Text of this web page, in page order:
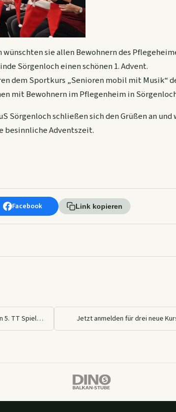
sie allen Bewohnern des
Sörgenloch einen schönen 1. Advent.
dem Sportkurs „Senioren mobil mit Musik“
mit Bewohnern im Pflegenheim in
Sörgenloch schließen sich den Grüßen an und
besinnliche Adventszeit.
Facebook Link kopieren
Halbzeitmeisterschaft der neuformierten 5. TT Spielgemeinschafts Mannschaft Jetzt anmelden für drei neue